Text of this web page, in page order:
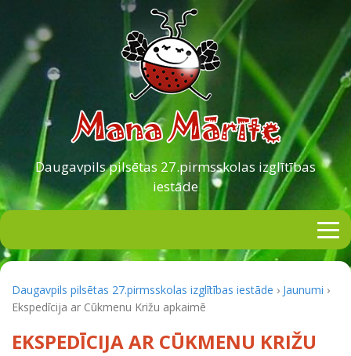
Daugavpils pilsētas 27.pirmsskolas izglītības
iestāde
Daugavpils pilsētas 27.pirmsskolas izglītības iestāde › Jaunumi ›
Ekspedīcija ar Cūkmenu Križu apkaimē
EKSPEDĪCIJA AR CŪKMENU KRIŽU